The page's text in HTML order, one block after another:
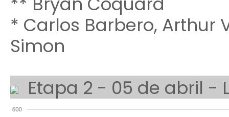
* Carlos Barbero, Arthur
Simon
Etapa 2 - 05 de abril -